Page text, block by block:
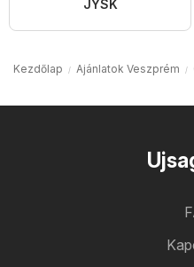
JYSK
Kezdőlap Ajánlatok Veszprém